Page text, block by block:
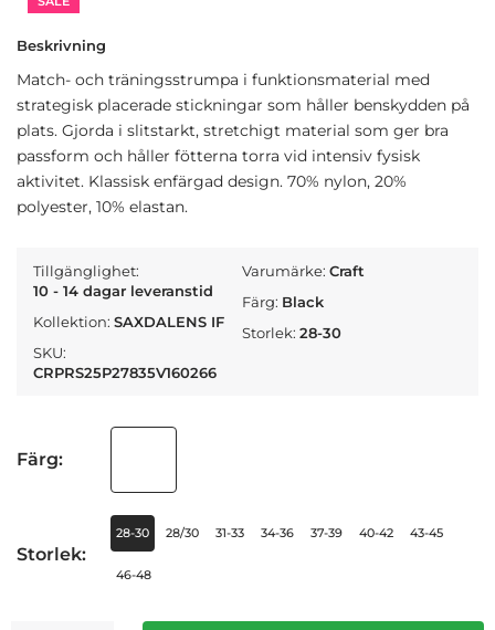
Beskrivning
Match- och träningsstrumpa i funktionsmaterial med
strategisk placerade stickningar som håller benskydden på
plats. Gjorda i slitstarkt, stretchigt material som ger bra
passform och håller fötterna torra vid intensiv fysisk
aktivitet. Klassisk enfärgad design. 70% nylon, 20%
polyester, 10% elastan.
Tillgänglighet:
10 - 14 dagar leveranstid
Kollektion: SAXDALENS IF
SKU:
CRPRS25P27835V160266
Varumärke:Craft
Färg: Black
Storlek:28-30
Färg:
Storlek:
28-30 28/30 31-33 34-36 37-39 40-42 43-45
46-48